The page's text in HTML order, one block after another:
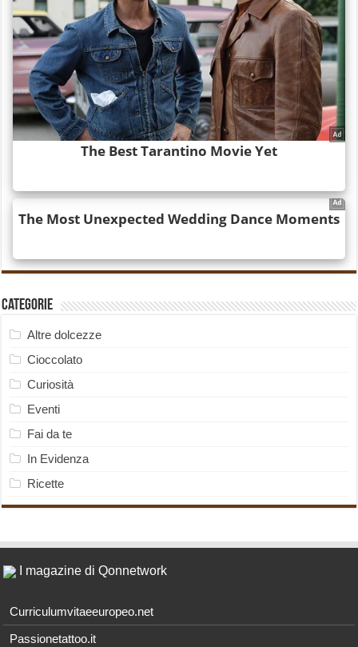
Categorie
Altre dolcezze
Cioccolato
Curiosità
Eventi
Fai da te
In Evidenza
Ricette
I magazine di Qonnetwork
Curriculumvitaeeuropeo.net
Passionetattoo.it